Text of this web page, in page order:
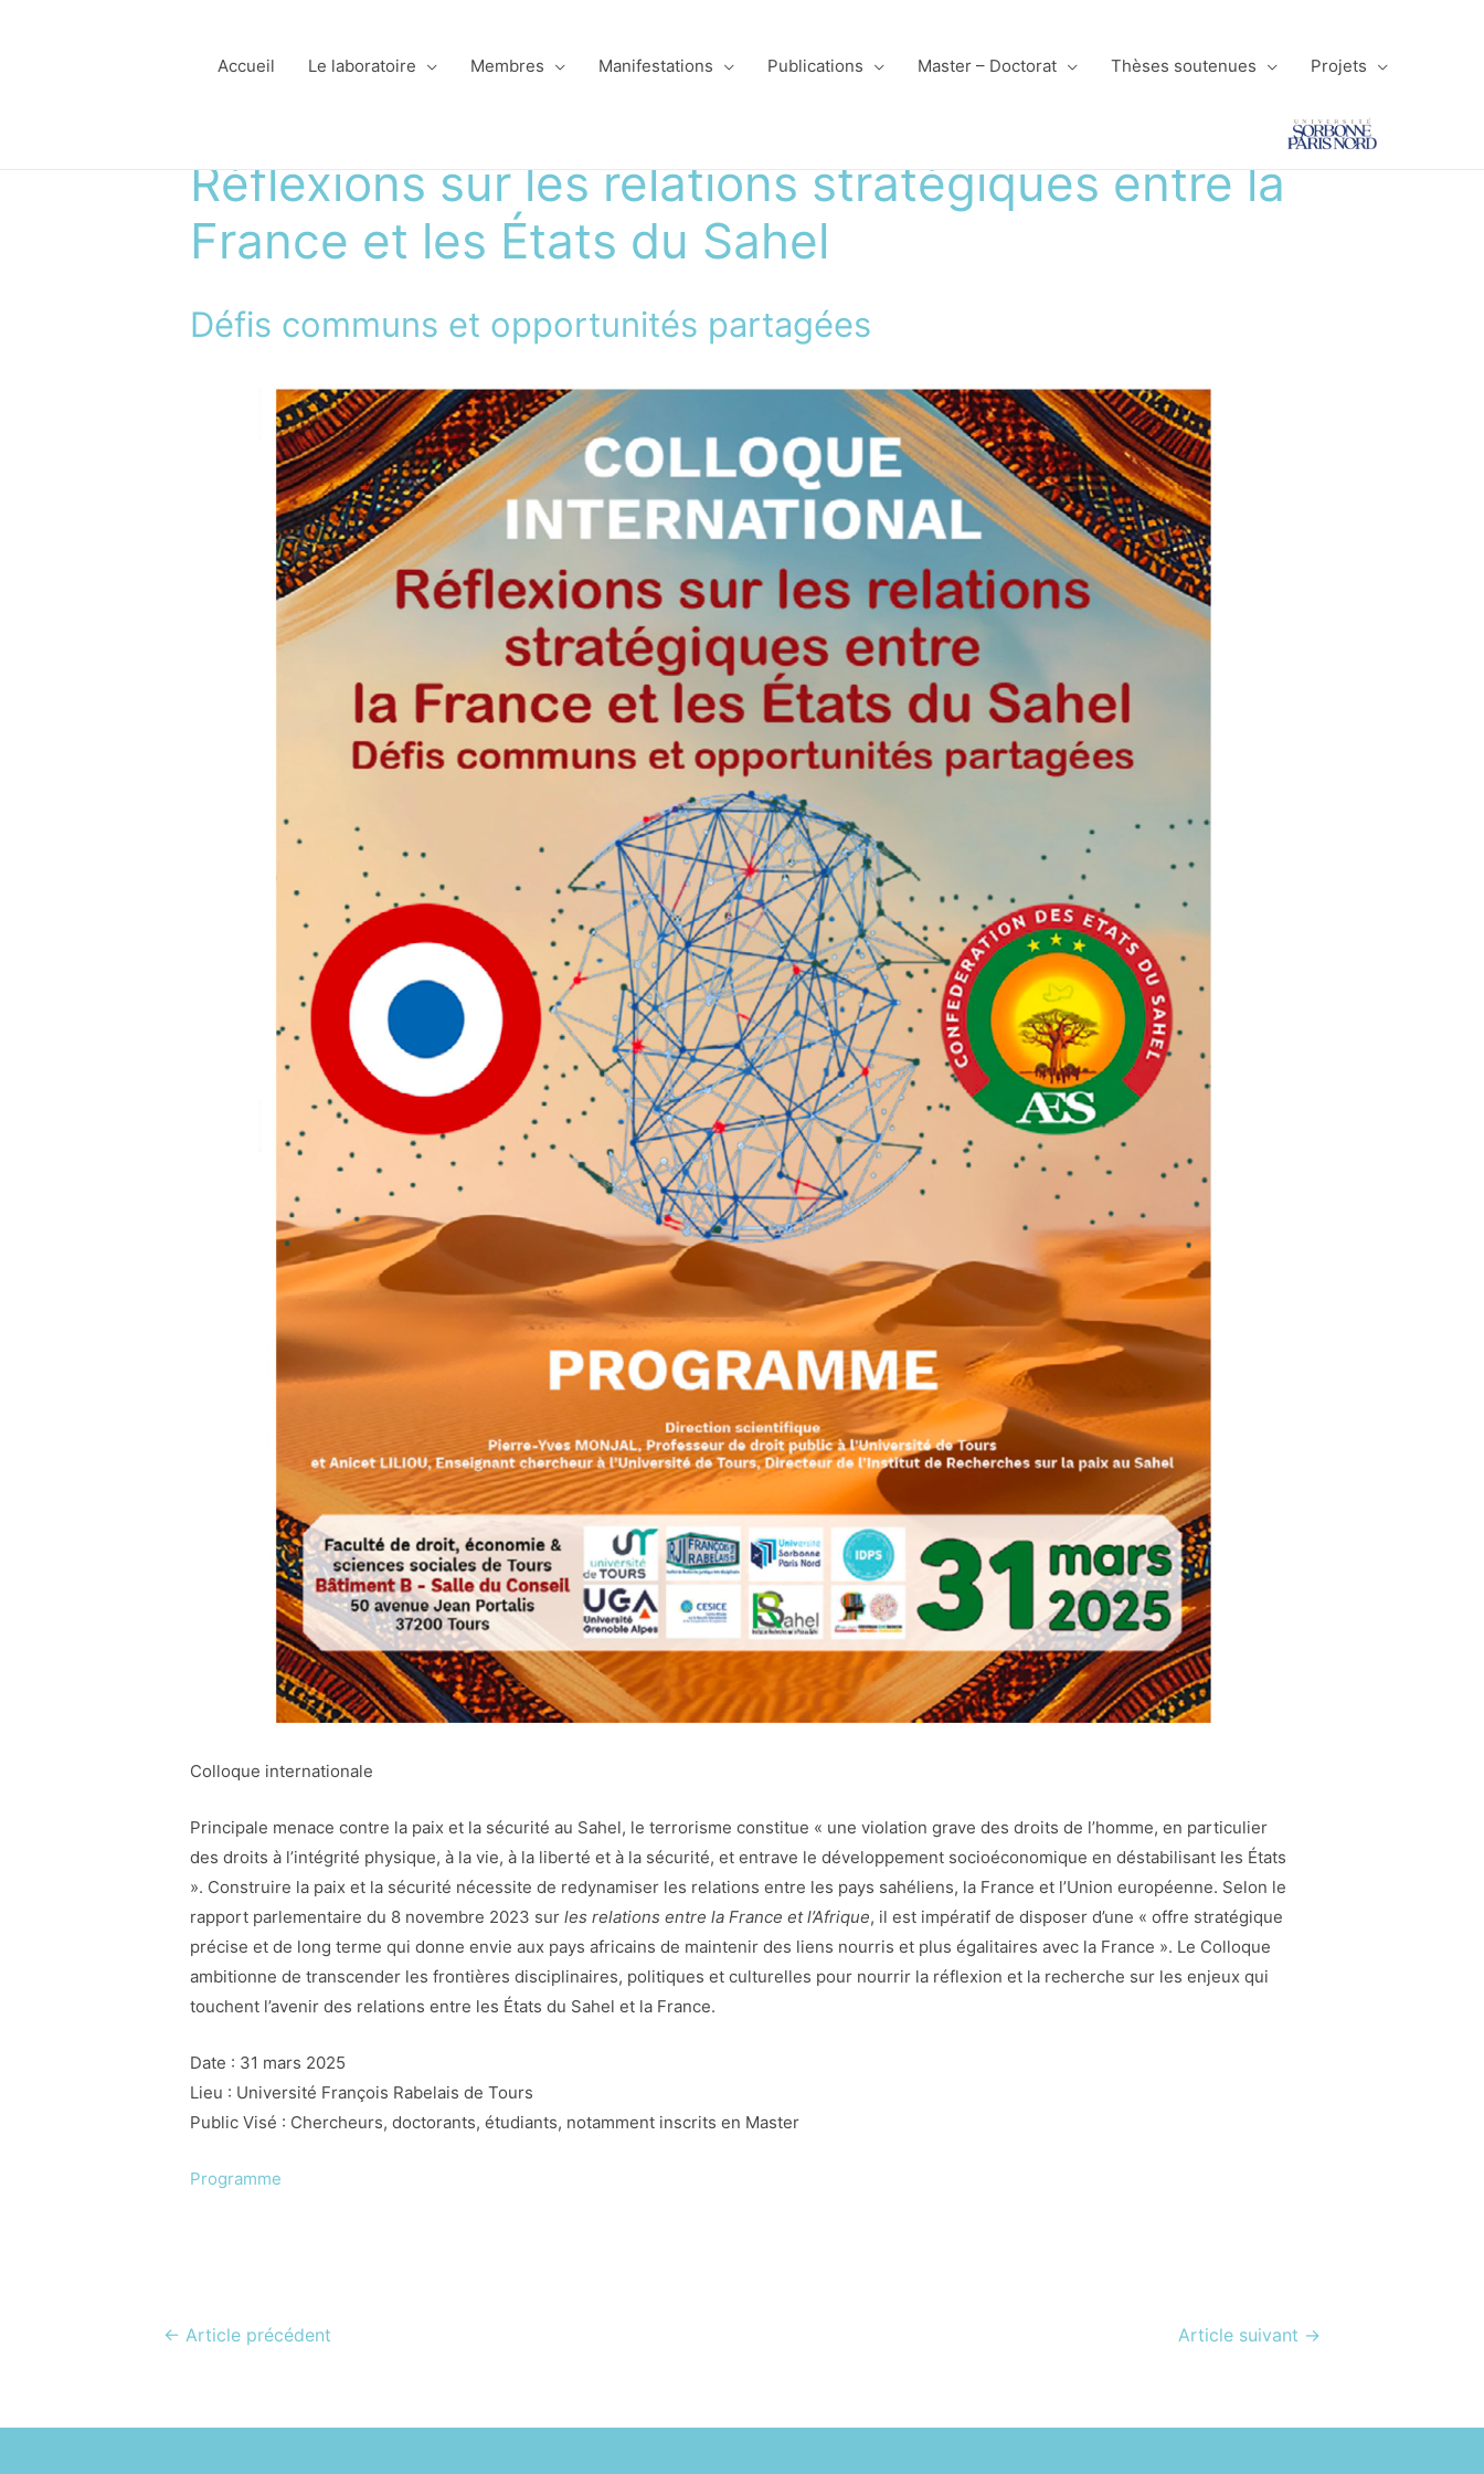
Accueil Le laboratoire Membres Manifestations Publications Master – Doctorat Thèses soutenues Projets
Réflexions sur les relations stratégiques entre la
France et les États du Sahel
Défis communs et opportunités partagées
Colloque internationale
Principale menace contre la paix et la sécurité au Sahel, le terrorisme constitue « une violation grave des droits de l’homme, en particulier
des droits à l’intégrité physique, à la vie, à la liberté et à la sécurité, et entrave le développement socioéconomique en déstabilisant les États
». Construire la paix et la sécurité nécessite de redynamiser les relations entre les pays sahéliens, la France et l’Union européenne. Selon le
rapport parlementaire du 8 novembre 2023 surles relations entre la France et l’Afrique, il est impératif de disposer d’une « offre stratégique
précise et de long terme qui donne envie aux pays africains de maintenir des liens nourris et plus égalitaires avec la France ». Le Colloque
ambitionne de transcender les frontières disciplinaires, politiques et culturelles pour nourrir la réflexion et la recherche sur les enjeux qui
touchent l’avenir des relations entre les États du Sahel et la France.
Date : 31 mars 2025
Lieu : Université François Rabelais de Tours
Public Visé : Chercheurs, doctorants, étudiants, notamment inscrits en Master
Programme
Navigation
l’article
← Article précédent Article suivant →